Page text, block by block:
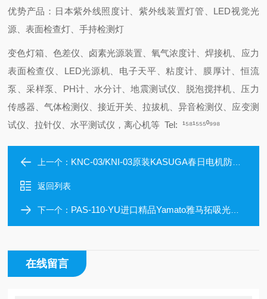
优势产品：日本紫外线照度计、紫外线装置灯管、LED视觉光
源、表面检查灯、手持检测灯
变色灯箱、色差仪、卤素光源装置、氧气浓度计、焊接机、应力
表面检查仪、LED光源机、电子天平、粘度计、膜厚计、恒流
泵、采样泵、PH计、水分计、地震测试仪、脱泡搅拌机、压力
传感器、气体检测仪、接近开关、拉拔机、异音检测仪、应变测
试仪、拉针仪、水平测试仪，离心机等 Tel: ¹⁵⁸¹⁵⁵⁵⁰⁹⁹⁸
上一个： KNC-03/KNI-03原装KASUGA春日电机防爆型静电消除器
返回列表
下一个： PAS-110-YU进口精品Yamato雅马拓吸光光度计
在线留言